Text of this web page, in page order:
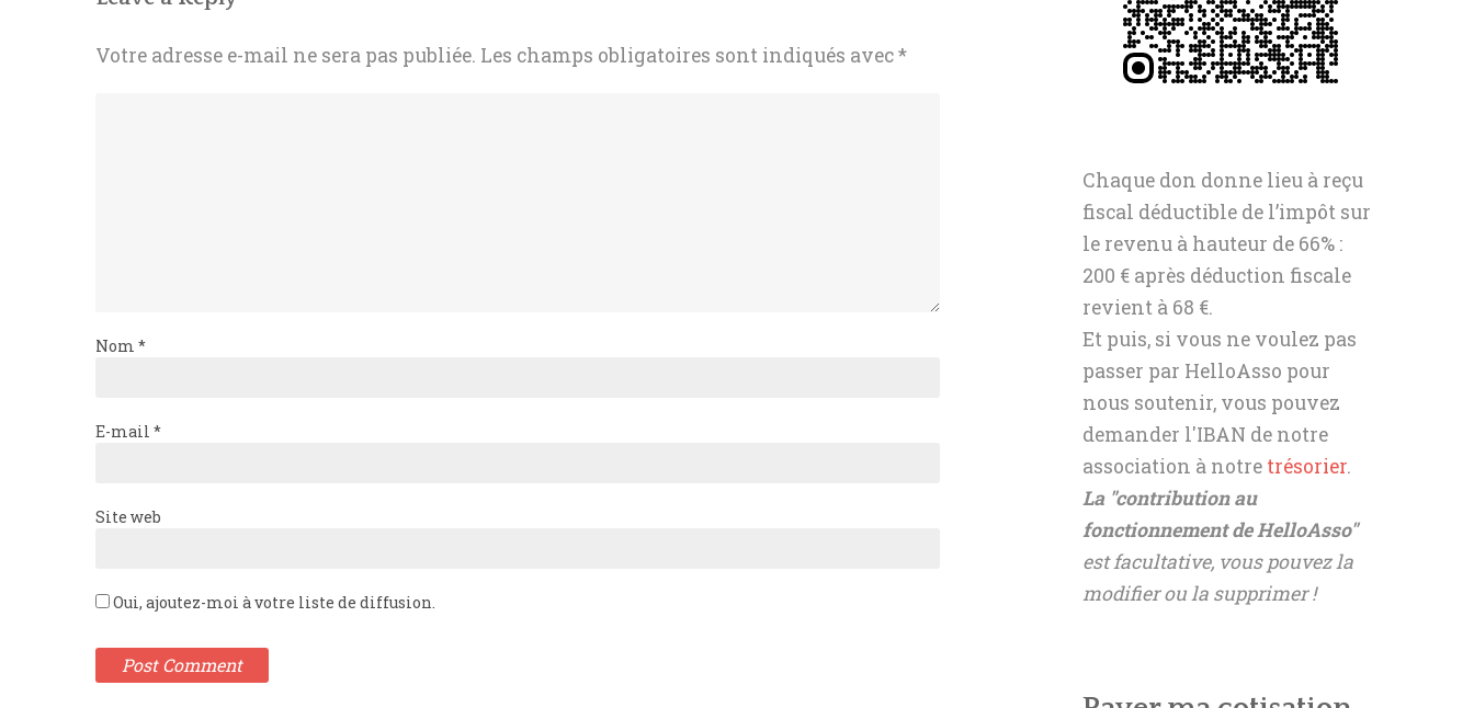
Votre adresse e-mail ne sera pas publiée. Les champs obligatoires sont indiqués avec*
Nom *
E-mail *
Site web
Oui, ajoutez-moi à votre liste de diffusion.
Chaque don donne lieu à reçu
fiscal déductible de l’impôt sur
le revenu à hauteur de 66% :
200 € après déduction fiscale
revient à 68 €.
Et puis, si vous ne voulez pas
passer par HelloAsso pour
nous soutenir, vous pouvez
demander l'IBAN de notre
association à notre trésorier.
La "contribution au
fonctionnement de HelloAsso"
est facultative, vous pouvez la
modifier ou la supprimer !